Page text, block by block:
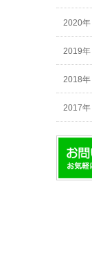
2020年
2019年
2018年
2017年